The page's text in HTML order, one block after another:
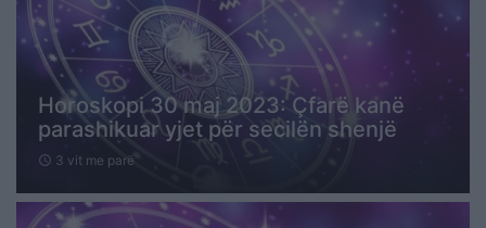
Horoskopi 30 maj 2023: Çfarë kanë
parashikuar yjet për secilën shenjë
schedule 3 vit me parë